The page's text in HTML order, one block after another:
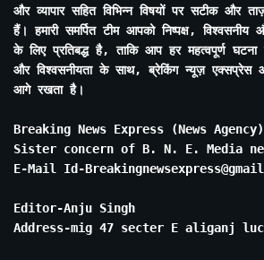
और व्यापार सहित विभिन्न विषयों पर सटीक और
हैं। हमारी समर्पित टीम आपको निष्पक्ष,
के लिए प्रतिबद्ध है, ताकि आप हर महत्वपूर्ण
और विश्वसनीयता के साथ, ब्रेकिंग न्यूज़ एक्सप्रेस
आगे रखता है।
Breaking News Express (News Agency)
Sister concern of B. N. E. Media
E-Mail Id-
Editor-Anju Singh
Address-mig 47 secter E aliganj